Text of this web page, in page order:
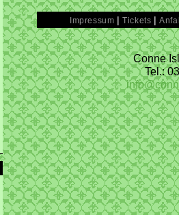
Impressum |Tickets |
Conne
Tel.: